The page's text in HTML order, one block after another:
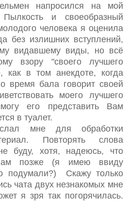
напросился на мой
Пылкость и своеобразный
человека я оценила
без излишних вступлений,
видавшему виды, но всё
взору "своего лучшего
как в том анекдоте, когда
время бала говорит своей
моего лучшего
его представить Вам
в туалет.
мне для обработки
Повторять слова
буду, хотя, надеюсь, что
позже (я имею ввиду
подумали?) Скажу только
чата двух незнакомых мне
я зря так погорячилась.